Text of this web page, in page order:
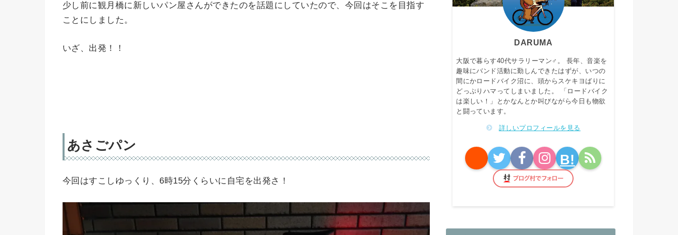
少し前に観月橋に新しいパン屋さんができたのを話題にしていたので、今回はそこを目指す
ことにしました。
いざ、出発！！
あさごパン
今回はすこしゆっくり、6時15分くらいに自宅を出発さ！
DARUMA
大阪で暮らす40代サラリーマン♂。 長年、音楽を
趣味にバンド活動に勤しんできたはずが、いつの
間にかロードバイク沼に、頭からスケキヨばりに
どっぷりハマってしまいました。 「ロードバイク
は楽しい！」とかなんとか叫びながら今日も物欲
と闘っています。
詳しいプロフィールを見る
B!